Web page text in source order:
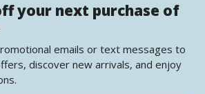
your next purchase of
emails or text messages to
discover new arrivals, and enjoy